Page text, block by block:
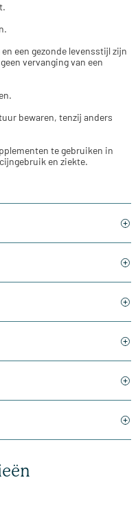
een gezonde levensstijl zijn
vervanging van een
bewaren, tenzij anders
te gebruiken in
en ziekte.